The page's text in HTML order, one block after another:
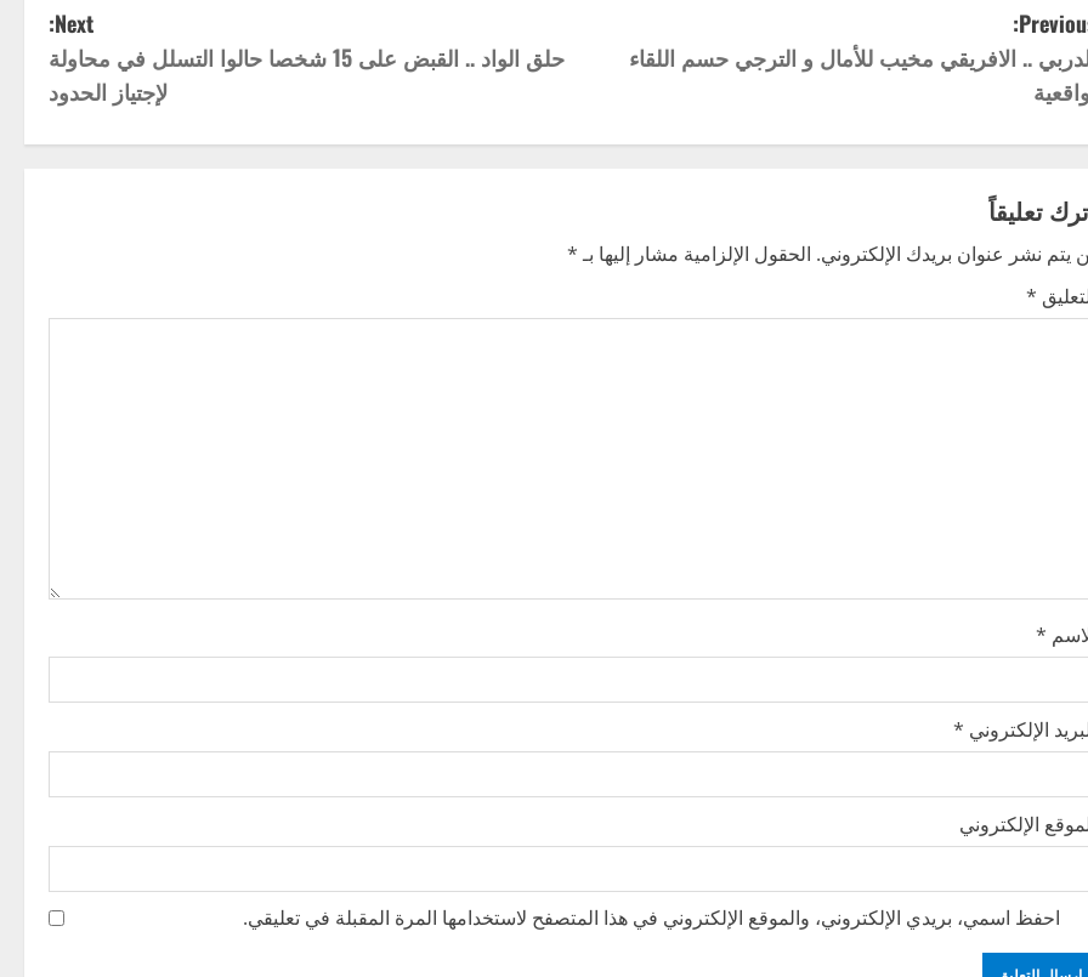
.. الافريقي مخيب للأمال و الترجي حسم اللقاء
Next:
حلق الواد .. القبض على 15 شخصا حالوا التسلل في محاولة
لإجتياز الحدود
تعليقاً
يتم نشر عنوان بريدك الإلكتروني. الحقول الإلزامية مشار إليها بـ*
*
*
الإلكتروني *
الإلكتروني
احفظ اسمي، بريدي الإلكتروني، والموقع الإلكتروني في هذا المتصفح لاستخدامها المرة المقبلة في تعليقي.